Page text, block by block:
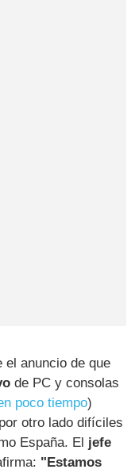
el anuncio de que
de PC y consolas
poco tiempo)
otro lado difíciles
España. El jefe
"Estamos